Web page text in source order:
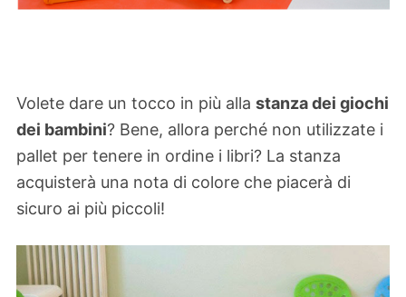
Volete dare un tocco in più alla stanza dei giochi
dei bambini? Bene, allora perché non utilizzate i
pallet per tenere in ordine i libri? La stanza
acquisterà una nota di colore che piacerà di
sicuro ai più piccoli!